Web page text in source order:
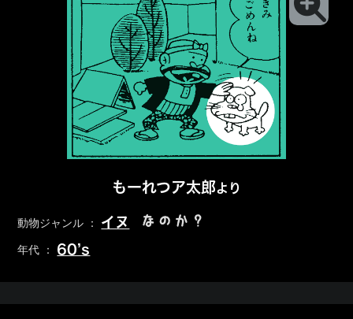
もーれつア太郎より
動物ジャンル ： イヌ なのか？
年代 ： 60’s